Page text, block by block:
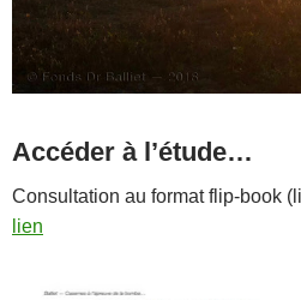
Accéder à l’étude…
Consultation au format flip-book
lien